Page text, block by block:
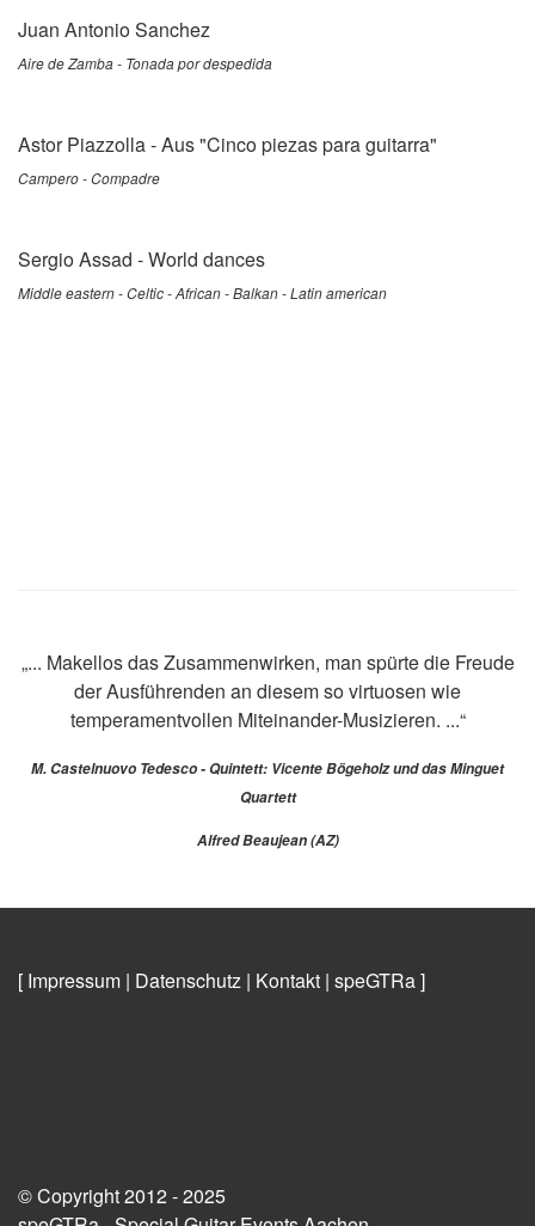
Juan Antonio Sanchez
Aire de Zamba - Tonada por despedida
Astor Piazzolla - Aus "Cinco piezas para guitarra"
Campero - Compadre
Sergio Assad -World dances
Middle eastern - Celtic - African - Balkan - Latin american
„... Makellos das Zusammenwirken, man spürte die Freude
der Ausführenden an diesem so virtuosen wie
temperamentvollen Miteinander-Musizieren. ...“
M. Castelnuovo Tedesco - Quintett: Vicente Bögeholz und das Minguet
Quartett
Alfred Beaujean (AZ)
[ Impressum | Datenschutz | Kontakt | speGTRa]
© Copyright 2012 - 2025